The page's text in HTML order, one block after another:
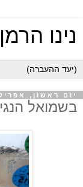
נינו
יום ראשון, אפריל 02,
בשמואל